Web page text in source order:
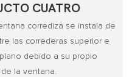
CUATRO
corrediza se instala de
las correderas superior e
debido a su propio
la ventana.